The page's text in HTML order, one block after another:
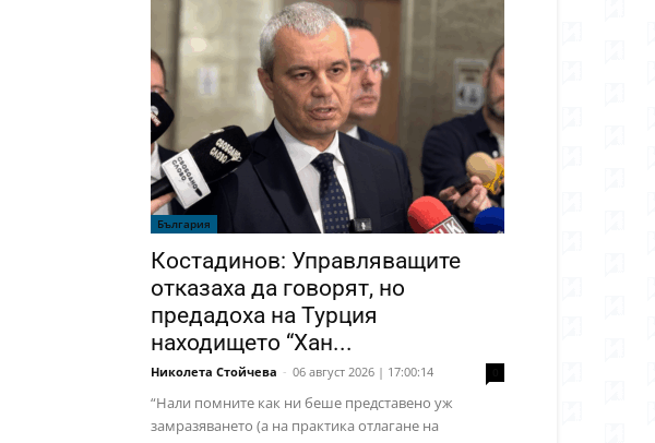
България
Костадинов: Управляващите
отказаха да говорят, но
предадоха на Турция
находището “Хан...
Николета Стойчева - 06 август 2026 | 17:00:14
“Нали помните как ни беше представено уж
замразяването (а на практика отлагане на